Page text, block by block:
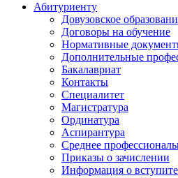
Абитуриенту
Довузовское
Договоры на обучение
Нормативные
Дополнительные
Бакалавриат
Контакты
Специалитет
Магистратура
Ординатура
Аспирантура
Среднее
Приказы о зачислении
Информация о